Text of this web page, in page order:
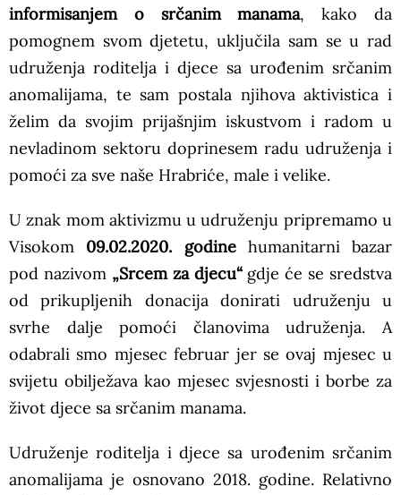
informisanjem o srčanim manama, kako da
pomognem svom djetetu, uključila sam se u rad
udruženja roditelja i djece sa urođenim srčanim
anomalijama, te sam postala njihova aktivistica i
želim da svojim prijašnjim iskustvom i radom u
nevladinom sektoru doprinesem radu udruženja i
pomoći za sve naše Hrabriće, male i velike.
U znak mom aktivizmu u udruženju pripremamo u
Visokom 09.02.2020. godinehumanitarni bazar
pod nazivom „Srcem za djecu“gdje će se sredstva
od prikupljenih donacija donirati udruženju u
svrhe dalje pomoći članovima udruženja. A
odabrali smo mjesec februar jer se ovaj mjesec u
svijetu obilježava kao mjesec svjesnosti i borbe za
život djece sa srčanim manama.
Udruženje roditelja i djece sa urođenim srčanim
anomalijama je osnovano 2018. godine. Relativno